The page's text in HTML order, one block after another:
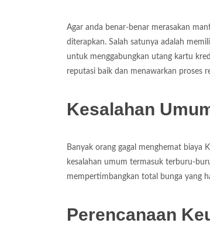
Agar anda benar-benar merasakan
diterapkan. Salah satunya adalah
untuk menggabungkan utang kartu
reputasi baik dan menawarkan proses
Kesalahan
Banyak orang gagal menghemat biaya
kesalahan umum termasuk terburu-
mempertimbangkan total bunga yang
Perencanaan